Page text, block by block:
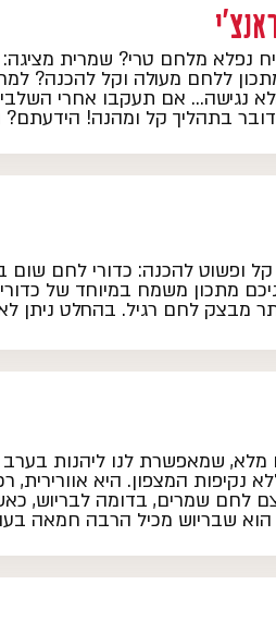
נפלא מלחם טרי? שמרית מציגה:
ללחם מעולה וקל להכנה?
נגישה… אם תעקבו אחרי
בתהליך קל ומהנה!
ופשוט להכנה: כדורי לחם שום
מתכון משמח במיוחד של
מבצק לחם רגיל. בהחלט ניתן
מלא, שמאפשרת לנו ליהנות
נקיפות המצפון. היא אוורירית,
לחם שמרים, בדומה לבריוש,
שבריוש מכיל הרבה חמאה